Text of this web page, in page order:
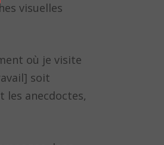
visuelles
où je visite
soit
les anecdoctes,